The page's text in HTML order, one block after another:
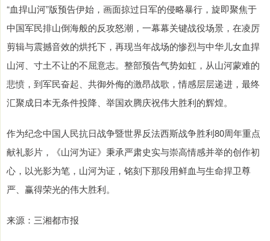
“血捍山河”版预告伊始，画面掠过日军的侵略暴行，旋即聚焦于
中国军民排山倒海般的反攻怒潮，一幕幕关键战役场景，在凌厉
剪辑与震撼音效的烘托下，再现当年战场的惨烈与中华儿女血捍
山河、寸土不让的不屈意志。整部预告气势如虹，从山河蒙难的
悲愤，到军民奋起、共御外侮的激昂战歌，情感层层递进，最终
汇聚成日本无条件投降、举国欢腾庆祝伟大胜利的辉煌。
作为纪念中国人民抗日战争暨世界反法西斯战争胜利80周年重点
献礼影片，《山河为证》秉承严肃史实与崇高情感并举的创作初
心，以光影为笔，山河为证，铭刻下那段用鲜血与生命捍卫尊
严、赢得荣光的伟大胜利。
来源：三湘都市报